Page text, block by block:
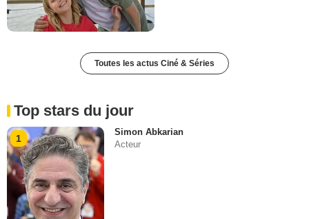
Toutes les actus Ciné & Séries
Top stars du jour
1
Simon Abkarian
Acteur